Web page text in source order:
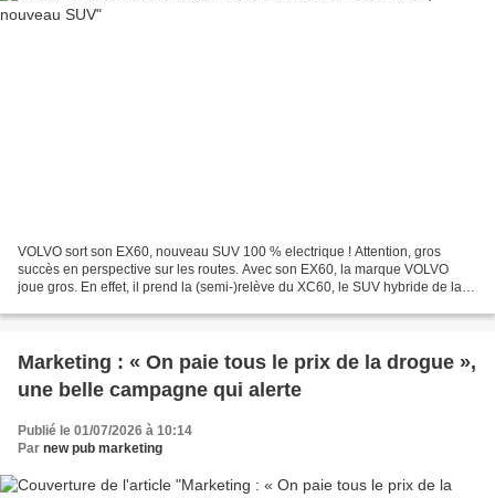
VOLVO sort son EX60, nouveau SUV 100 % electrique ! Attention, gros
succès en perspective sur les routes. Avec son EX60, la marque VOLVO
joue gros. En effet, il prend la (semi-)relève du XC60, le SUV hybride de la
Marketing : « On paie tous le prix de la drogue »,
une belle campagne qui alerte
Publié le 01/07/2026 à 10:14
Par new pub marketing